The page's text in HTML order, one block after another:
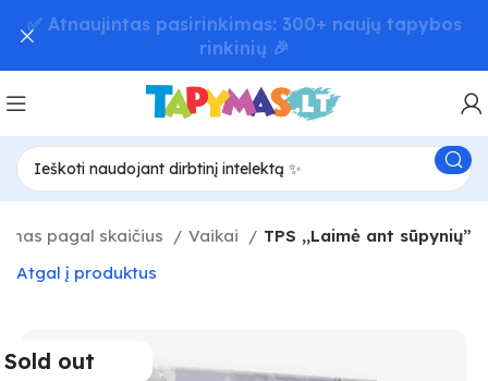
pagal skaičius Vaikai
TPS ,,Laimė ant sūpynių”
Atgal į produktus
Sold out
📦 Greitas užsakymų pristatymas – iki 48 val! 🚚